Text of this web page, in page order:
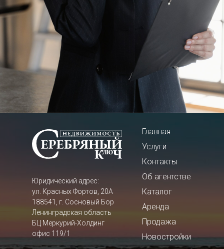
Главная
Услуги
Аренда
Продажа
Новостройки
Об агентстве
Контакты
Каталог
Юридический адрес:
ул. Красных Фортов, 20А
188541, г. Сосновый Бор
Ленинградская область
БЦ Меркурий-Холдинг
офис 119/1